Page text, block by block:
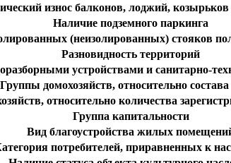
износ балконов, лоджий, козырьков
Наличие подземного паркинга
(неизолированных) стояков
Разновидность территорий
устройствами и санитарно-
Группы домохозяйств, относительно
относительно количества
Группа капитальности
Вид благоустройства жилых
потребителей, приравненных к